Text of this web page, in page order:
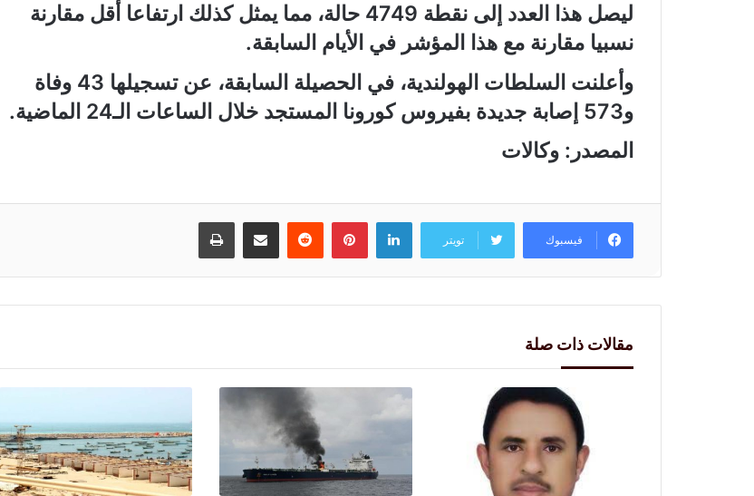
ليصل هذا العدد إلى نقطة 4749 حالة، مما يمثل كذلك ارتفاعا أقل مقارنة
نسبيا مقارنة مع هذا المؤشر في الأيام السابقة.
وأعلنت السلطات الهولندية، في الحصيلة السابقة، عن تسجيلها 43 وفاة
و573 إصابة جديدة بفيروس كورونا المستجد خلال الساعات الـ24 الماضية.
المصدر: وكالات
فيسبوك تويتر
لينكدإنبينتيريست
‏Reddit مشاركة عبر البريد طباعة
مقالات ذات صلة